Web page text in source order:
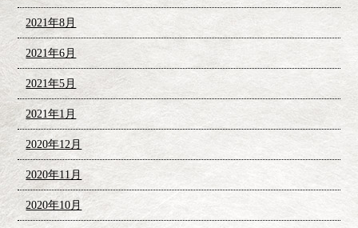
2021年8月
2021年6月
2021年5月
2021年1月
2020年12月
2020年11月
2020年10月